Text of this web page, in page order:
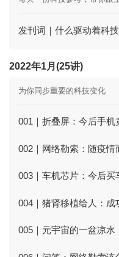
发刊词｜什么驱动着科
2022年1月(25讲)
为你同步重要的科技变化
001｜折叠屏：今后手机
002｜网络勒索：随疫情
003｜车机芯片：今后买
004｜猪肾移植给人：
005｜元宇宙的一盆凉水